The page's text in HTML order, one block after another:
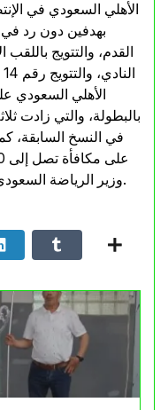
الأهلي السعودي في
بهدفين دون رد في
القدم، والتتويج
بالبطولة، والتي زادت
في النسخ السابقة،
وزير الرياضة السعودي الأمير عبد العزيز بن تركي الفيصل.